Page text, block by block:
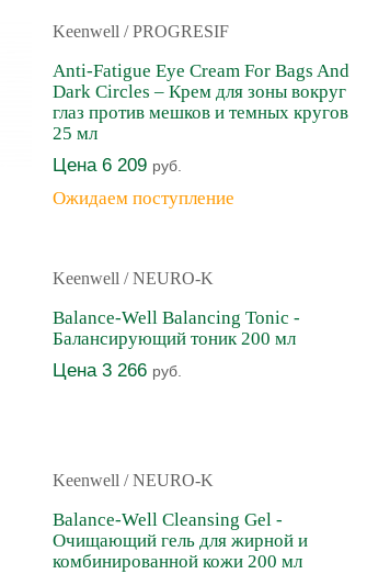
Keenwell / PROGRESIF
Anti-Fatigue Eye Cream For Bags And
Dark Circles – Крем для зоны вокруг
глаз против мешков и темных кругов
25 мл
Цена 6 209 руб.
Ожидаем поступление
Keenwell / NEURO-K
Balance-Well Balancing Tonic -
Балансирующий тоник 200 мл
Цена 3 266 руб.
Keenwell / NEURO-K
Balance-Well Cleansing Gel -
Очищающий гель для жирной и
комбинированной кожи 200 мл